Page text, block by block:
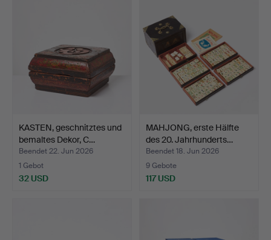
KASTEN, geschnitztes und
bemaltes Dekor, C…
Beendet 22. Jun 2026
1 Gebot
32 USD
MAHJONG, erste Hälfte
des 20. Jahrhunderts…
Beendet 18. Jun 2026
9 Gebote
117 USD